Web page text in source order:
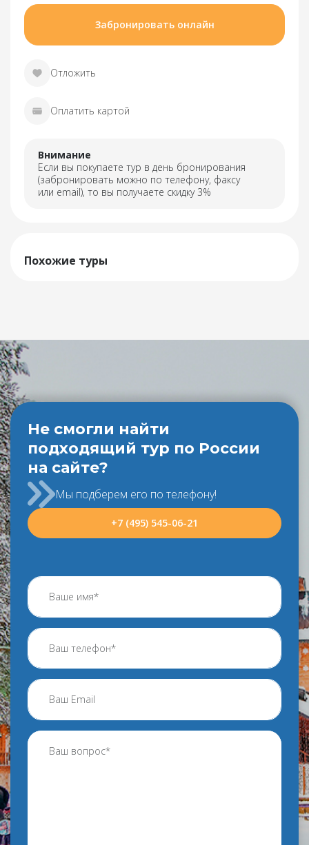
Забронировать онлайн
Отложить
Оплатить картой
Внимание
Если вы покупаете тур в день бронирования
(забронировать можно по телефону, факсу
или email), то вы получаете скидку 3%
Похожие туры
Не смогли найти
подходящий тур по России
на сайте?
Мы подберем его по телефону!
+7 (495) 545-06-21